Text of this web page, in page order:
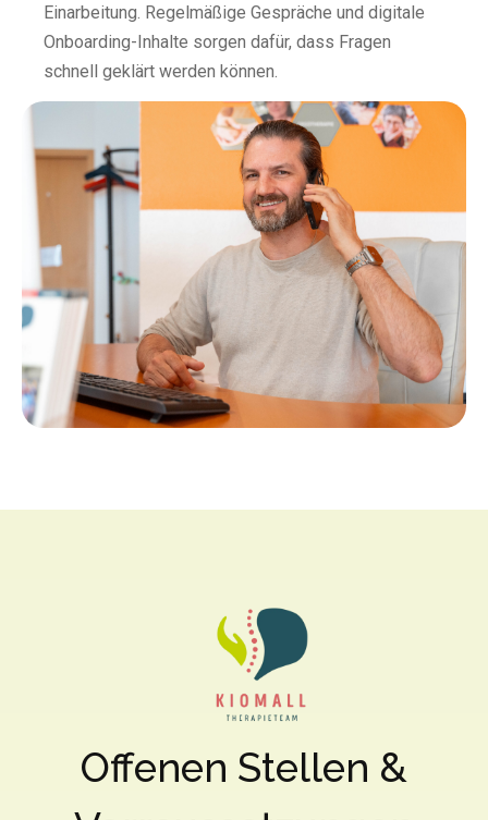
Einarbeitung. Regelmäßige Gespräche und digitale
Onboarding-Inhalte sorgen dafür, dass Fragen
schnell geklärt werden können.
Offenen Stellen &